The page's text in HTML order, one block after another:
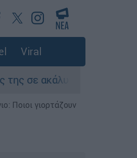
Viral
πολυκατοικίας
Ποιοι γιορτάζουν